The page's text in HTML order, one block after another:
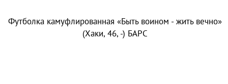
Футболка камуфлированная «Быть воином - жить вечно»
(Хаки, 46, -) БАРС